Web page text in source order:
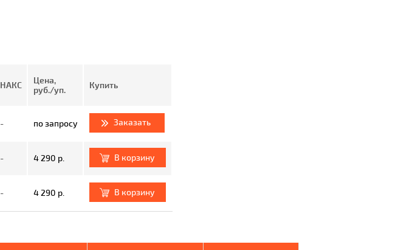
НАКС
Цена,
руб./уп.
Купить
- по запросу Заказать
- 4 290 р. В корзину
- 4 290 р. В корзину